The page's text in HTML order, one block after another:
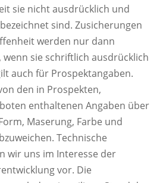
sie nicht ausdrücklich und
sind. Zusicherungen
werden nur dann
sie schriftlich ausdrücklich
auch für Prospektangaben.
den in Prospekten,
enthaltenen Angaben über
Maserung, Farbe und
Technische
wir uns im Interesse der
vor. Die